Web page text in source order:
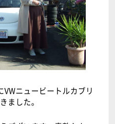
VWニュービートルカブリ
ました。